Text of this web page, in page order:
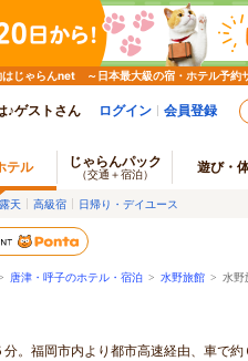
じゃらんnet ～日本最大級の宿・ホテル予約
♪ゲストさん ログイン 会員登録
テル じゃらんパック
（交通＋宿泊） 遊び・
天 高級宿 日帰り・デイユース
唐津・呼子のホテル・宿泊 > 水野旅館 > 水野
。福岡市内より都市高速経由、車で約